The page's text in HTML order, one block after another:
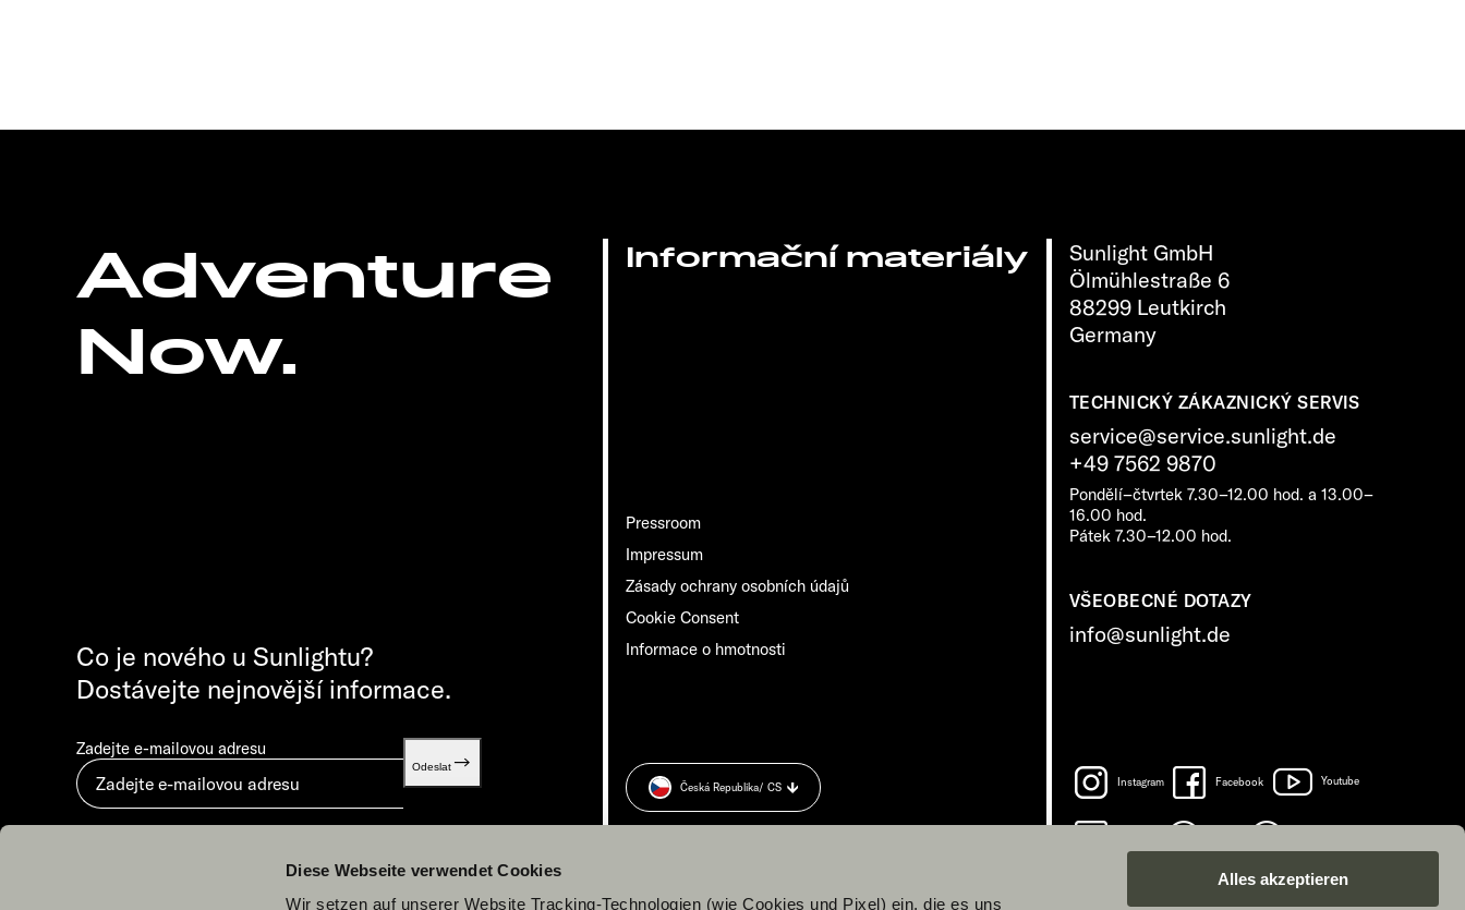
Diese Webseite verwendet Cookies
Wir setzen auf unserer Website Tracking-Technologien (wie Cookies und Pixel) ein, die es uns
Alles akzeptieren
Adventure
Now.
Sunlight GmbH
Ölmühlestraße 6
88299 Leutkirch
Germany
TECHNICKÝ ZÁKAZNICKÝ SERVIS
service@service.sunlight.de
+49 7562 9870
Pondělí–čtvrtek 7.30–12.00 hod. a 13.00–
16.00 hod.
Pátek 7.30–12.00 hod.
VŠEOBECNÉ DOTAZY
info@sunlight.de
Informační materiály
Pressroom
Impressum
Zásady ochrany osobních údajů
Cookie Consent
Informace o hmotnosti
Co je nového u Sunlightu?
Dostávejte nejnovější informace.
Zadejte e-mailovou adresu
Odeslat
Odesláním vyjadřujete souhlas s dokumentem „
Instagram Facebook Youtube
Česká Republika/ CS